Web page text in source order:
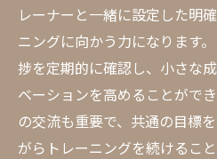
レーナーと一緒に設定した明
ニングに向かう力になります
捗を定期的に確認し、小さな
ベーションを高めることがで
の交流も重要で、共通の目標
がらトレーニングを続けるこ